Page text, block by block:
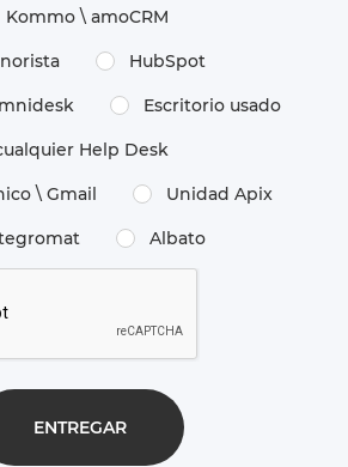
Kommo \​ amoCRM
HubSpot
Escritorio usado
Help Desk
\​ Gmail Unidad Apix
Albato